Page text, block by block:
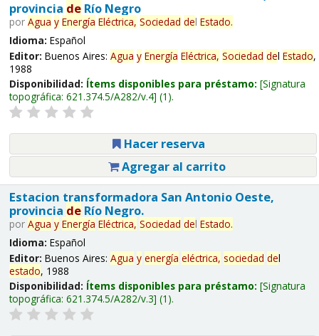
provincia deRío Negro
por Agua y Energía Eléctrica, Sociedad del Estado.
Idioma: Español
Editor: Buenos Aires: Agua y Energía Eléctrica, Sociedad del Estado,
1988
Disponibilidad: Ítems disponibles para préstamo: Signatura
topográfica: 621.374.5/A282/v.4 (1).
Hacer reserva
Agregar al carrito
Estacion transformadora San Antonio Oeste,
provincia deRío Negro.
por Agua y Energía Eléctrica, Sociedad del Estado.
Idioma: Español
Editor: Buenos Aires: Agua y energía eléctrica, sociedad del
estado, 1988
Disponibilidad: Ítems disponibles para préstamo: Signatura
topográfica: 621.374.5/A282/v.3 (1).